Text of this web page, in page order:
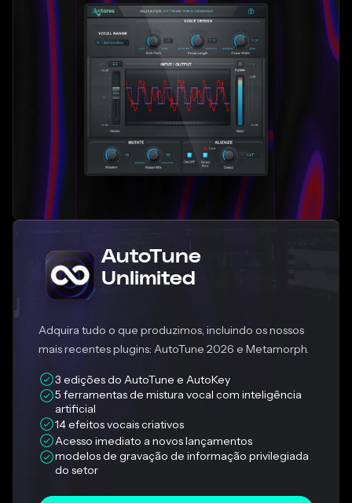
AutoTune
Unlimited
Adquira tudo o que produzimos, incluindo os nossos
mais recentes plugins: AutoTune 2026 e Metamorph.
3 edições do AutoTune e AutoKey
5 ferramentas de mistura vocal com inteligência
artificial
14 efeitos vocais criativos
Acesso imediato a novos lançamentos
modelos de gravação de informação privilegiada
do setor